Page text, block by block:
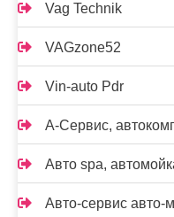
Vag Technik
VAGzone52
Vin-auto Pdr
А-Сервис,
Авто spa,
Авто-сервис авто-